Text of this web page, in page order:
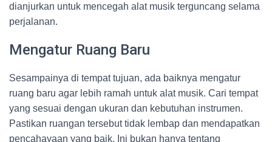
dianjurkan untuk mencegah alat musik terguncang selama
perjalanan.
Mengatur Ruang Baru
Sesampainya di tempat tujuan, ada baiknya mengatur
ruang baru agar lebih ramah untuk alat musik. Cari tempat
yang sesuai dengan ukuran dan kebutuhan instrumen.
Pastikan ruangan tersebut tidak lembap dan mendapatkan
pencahayaan yang baik. Ini bukan hanya tentang